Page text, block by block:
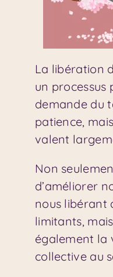
La libération
un processus
demande du
patience,
valent
Non
d’améliorer
nous libérant
limitants,
également la
collective au